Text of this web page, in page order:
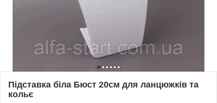
Підставка біла Бюст 20см для ланцюжків та
кольє